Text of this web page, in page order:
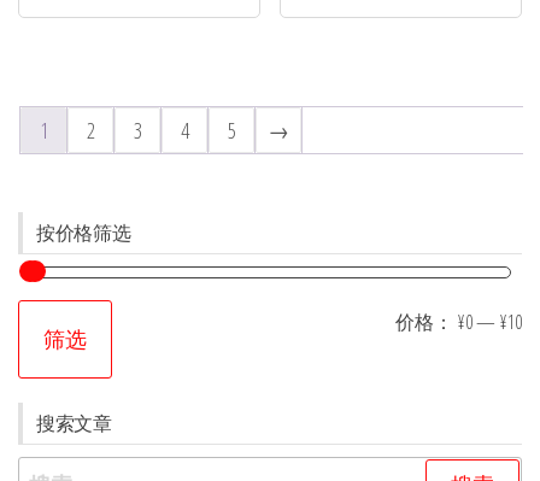
1 2 3 4 5 →
按价格筛选
筛选
价格： ¥0— ¥10
搜索文章